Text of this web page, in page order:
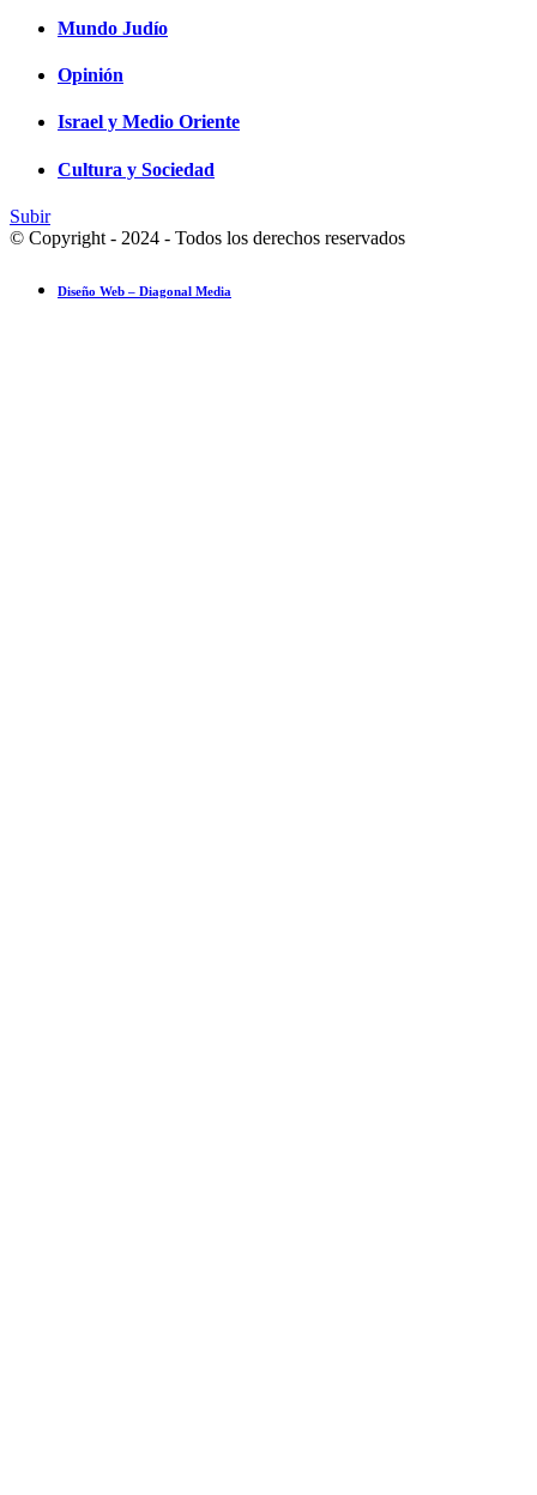
Mundo Judío
Opinión
Israel y Medio Oriente
Cultura y Sociedad
Subir
© Copyright - 2024 - Todos los derechos reservados
Diseño Web – Diagonal Media